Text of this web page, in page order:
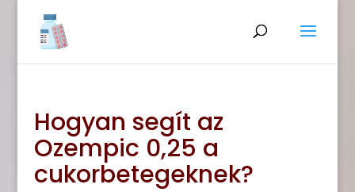
Hogyan segít az
Ozempic 0,25 a
cukorbetegeknek?